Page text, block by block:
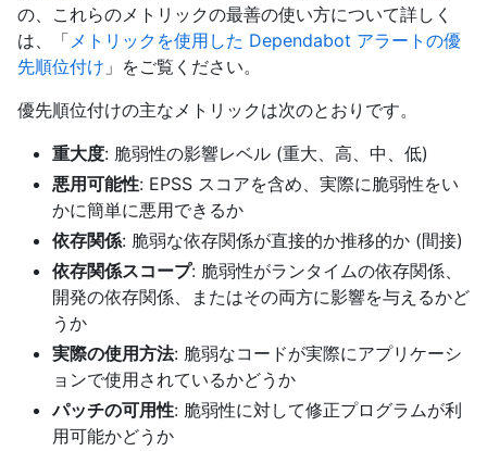
の、これらのメトリックの最善の使い方について詳しく
は、「 メトリックを使用した Dependabot アラートの優
先順位付け 」をご覧ください。
優先順位付けの主なメトリックは次のとおりです。
重大度: 脆弱性の影響レベル (重大、高、中、低)
悪用可能性: EPSS スコアを含め、実際に脆弱性をい
かに簡単に悪用できるか
依存関係: 脆弱な依存関係が直接的か推移的か (間接)
依存関係スコープ: 脆弱性がランタイムの依存関係、
開発の依存関係、またはその両方に影響を与えるかど
うか
実際の使用方法: 脆弱なコードが実際にアプリケーシ
ョンで使用されているかどうか
パッチの可用性: 脆弱性に対して修正プログラムが利
用可能かどうか